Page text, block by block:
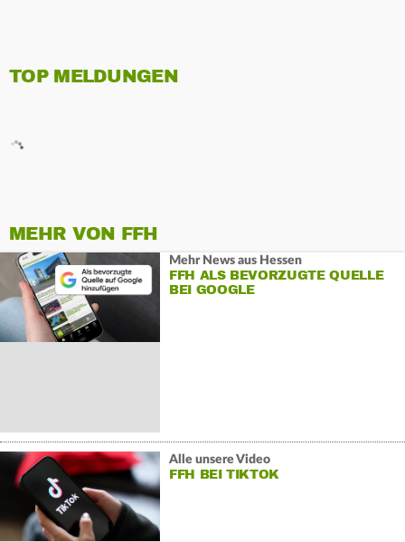
TOP MELDUNGEN
MEHR VON FFH
Mehr News aus Hessen
FFH ALS BEVORZUGTE QUELLE
BEI GOOGLE
Alle unsere Video
FFH BEI TIKTOK